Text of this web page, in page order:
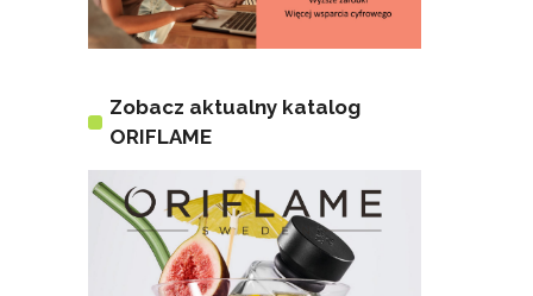
Zobacz aktualny katalog
ORIFLAME